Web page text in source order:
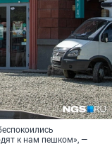
к нам пешком», —